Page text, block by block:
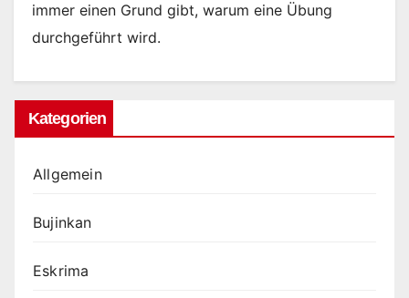
immer einen Grund gibt, warum eine Übung
durchgeführt wird.
Kategorien
Allgemein
Bujinkan
Eskrima